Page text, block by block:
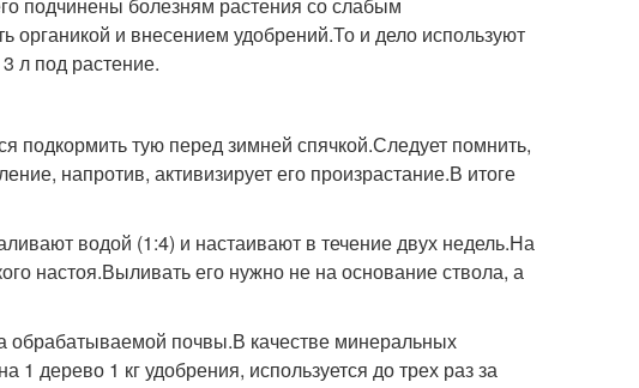
и внесением удобрений.То и дело используют
л под растение.
подкормить тую перед зимней спячкой.Следует помнить,
напротив, активизирует его произрастание.В итоге
водой (1:4) и настаивают в течение двух недель.На
настоя.Выливать его нужно не на основание ствола, а
обрабатываемой почвы.В качестве минеральных
дерево 1 кг удобрения, используется до трех раз за